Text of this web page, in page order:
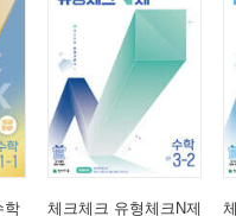
학
체크체크 유형체크N제